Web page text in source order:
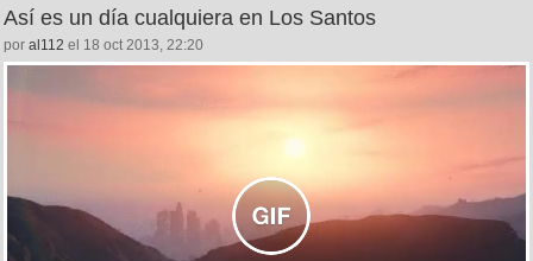
Así es un día cualquiera en Los Santos
por al112 el 18 oct 2013, 22:20